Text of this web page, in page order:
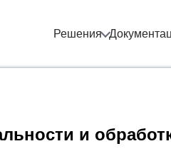
Решения
и